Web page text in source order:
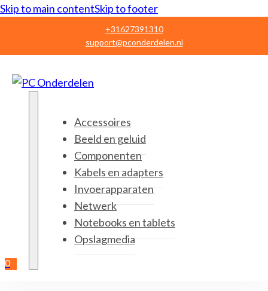
Skip to main contentSkip to footer
+31627391310
support@pconderdelen.nl
0
Accessoires
Beeld en geluid
Componenten
Kabels en adapters
Invoerapparaten
Netwerk
Notebooks en tablets
Opslagmedia